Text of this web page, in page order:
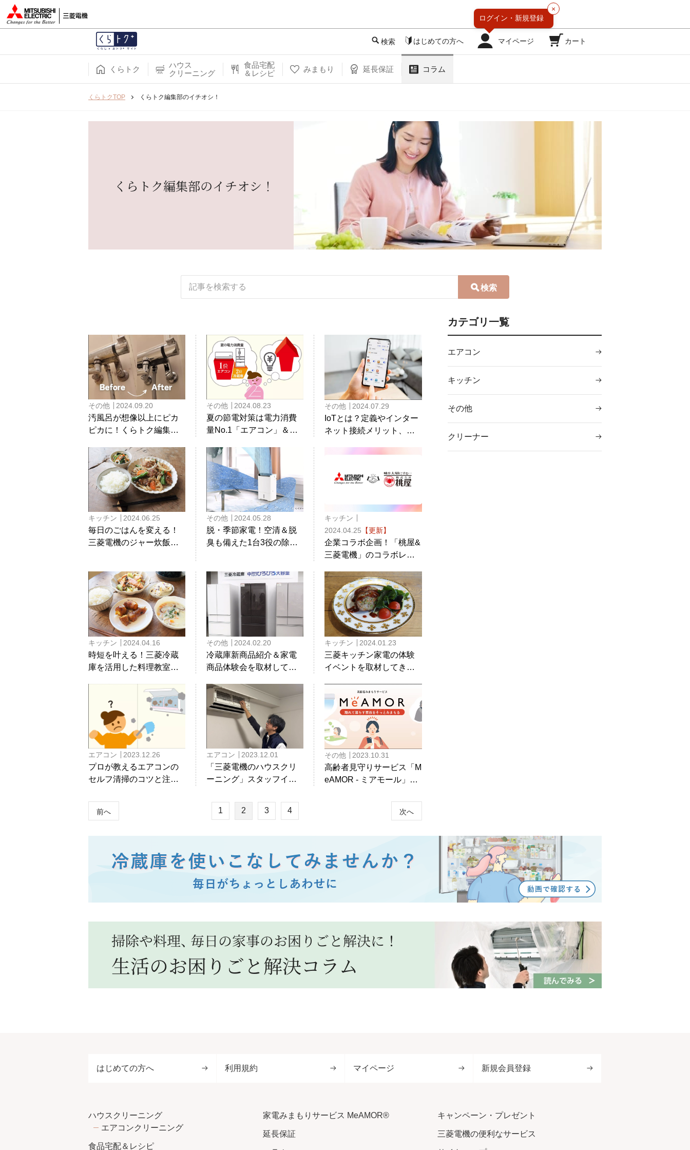
検索 はじめての方へ マイページ
×
ログイン・ 新規登録
カート
くらトク
ハウス
クリーニング
食品宅配
＆レシピ
みまもり 延長保証 コラム
くらトクTOP くらトク編集部のイチオシ！
くらトク編集部のイチオシ！
検索
その他 2024.09.20
汚風呂が想像以上にピカ
ピカに！くらトク編集部
験してみました！
その他 2024.08.23
夏の節電対策は電力消費
量No.1「エアコン」＆No.
機が紹介！エアコンと冷
蔵庫の節電OK＆NGアク
ション
その他 2024.07.29
IoTとは？定義やインター
ネット接続メリット、三
続方法まで徹底解説！
キッチン 2024.06.25
毎日のごはんを変える！
三菱電機のジャー炊飯器
底解説！実演イベントレ
ポート
その他 2024.05.28
脱・季節家電！空清＆脱
臭も備えた1台3役の除湿
キッチン
2024.04.25 【更新】
企業コラボ企画！「桃屋&
三菱電機」のコラボレシ
キッチン 2024.04.16
時短を叶える！三菱冷蔵
庫を活用した料理教室を
その他 2024.02.20
冷蔵庫新商品紹介＆家電
商品体験会を取材してき
キッチン 2024.01.23
三菱キッチン家電の体験
イベントを取材してきま
エアコン 2023.12.26
プロが教えるエアコンの
セルフ清掃のコツと注意
エアコン 2023.12.01
「三菱電機のハウスクリ
ーニング」スタッフイン
とは？
その他 2023.10.31
高齢者見守りサービス「M
eAMOR - ミアモール」！
く、サービスに込めた思
前へ 1 2 3 4 次へ
カテゴリ一覧
エアコン
キッチン
その他
クリーナー
はじめての方へ 利用規約 マイページ 新規会員登録
ハウスクリーニング
エアコンクリーニング
食品宅配＆レシピ
家電みまもりサービス MeAMOR®
延長保証
キャンペーン・プレゼント
三菱電機の便利なサービス